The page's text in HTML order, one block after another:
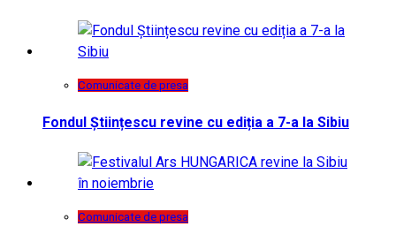
Comunicate de presa
Fondul Științescu revine cu ediția a 7-a la Sibiu
Comunicate de presa